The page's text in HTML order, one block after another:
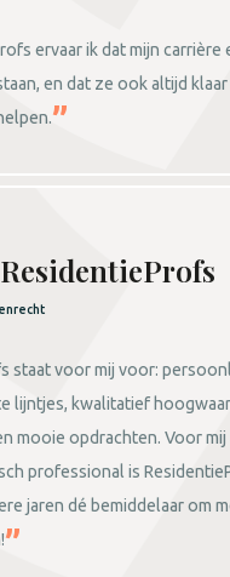
ervaar ik dat mijn carrière
en dat ze ook altijd klaar
staat voor mij voor:
lijntjes, kwalitatief
mooie opdrachten. Voor mij
professional is
jaren dé bemiddelaar om